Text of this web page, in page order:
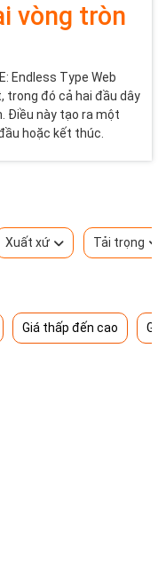
vòng tròn
Endless Type Web
trong đó cả hai đầu dây
Điều này tạo ra một
hoặc kết thúc.
Xuất xứ Tải trọng
Giá thấp đến cao